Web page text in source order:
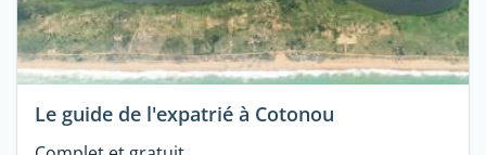
Le guide de l'expatrié à Cotonou